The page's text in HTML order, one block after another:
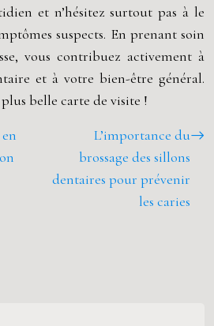
et n’hésitez surtout pas à le
suspects. En prenant soin
vous contribuez activement à
et à votre bien-être général.
belle carte de visite !
L’importance du
brossage des sillons
dentaires pour prévenir
les caries